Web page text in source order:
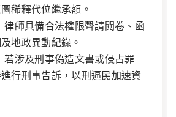
稀釋代位繼承額。
律師具備合法權限聲請閱卷、函
地政異動紀錄。
若涉及刑事偽造文書或侵占罪
行刑事告訴，以刑逼民加速資